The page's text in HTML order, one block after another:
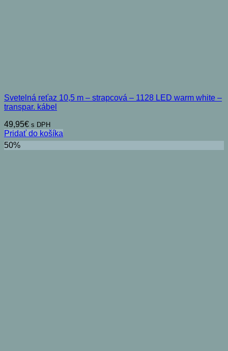
Svetelná reťaz 10,5 m – strapcová – 1128 LED warm white –
transpar. kábel
49,95€ s DPH
Pridať do košíka
50%